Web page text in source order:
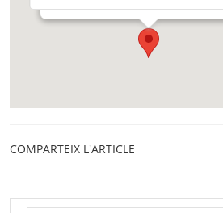
COMPARTEIX L'ARTICLE